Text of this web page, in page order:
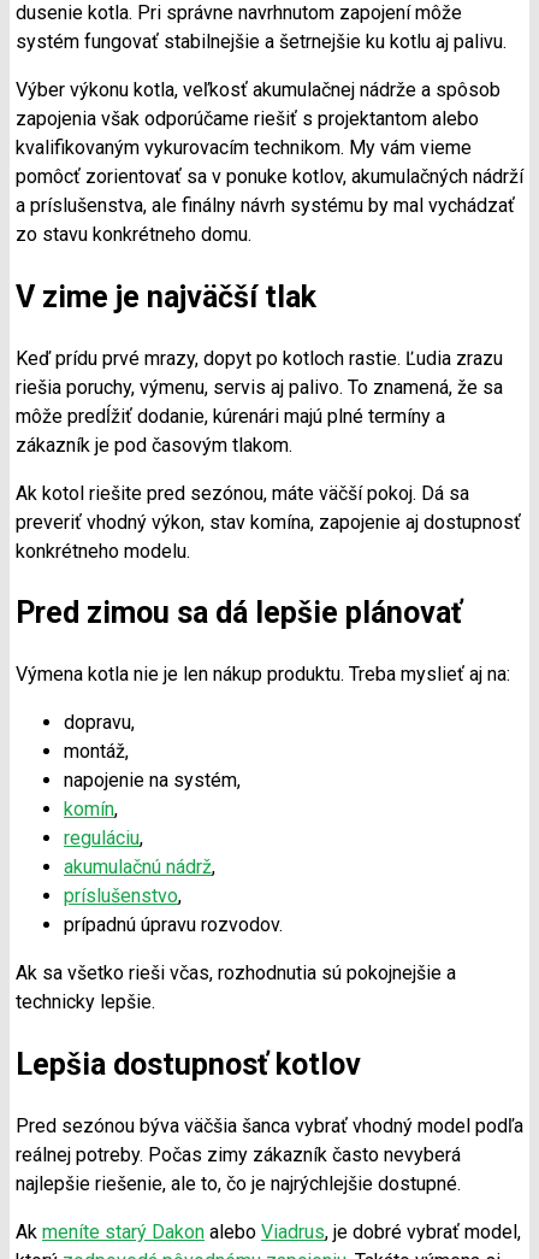
dusenie kotla. Pri správne navrhnutom zapojení môže
systém fungovať stabilnejšie a šetrnejšie ku kotlu aj palivu.
Výber výkonu kotla, veľkosť akumulačnej nádrže a spôsob
zapojenia však odporúčame riešiť s projektantom alebo
kvalifikovaným vykurovacím technikom. My vám vieme
pomôcť zorientovať sa v ponuke kotlov, akumulačných nádrží
a príslušenstva, ale finálny návrh systému by mal vychádzať
zo stavu konkrétneho domu.
V zime je najväčší tlak
Keď prídu prvé mrazy, dopyt po kotloch rastie. Ľudia zrazu
riešia poruchy, výmenu, servis aj palivo. To znamená, že sa
môže predĺžiť dodanie, kúrenári majú plné termíny a
zákazník je pod časovým tlakom.
Ak kotol riešite pred sezónou, máte väčší pokoj. Dá sa
preveriť vhodný výkon, stav komína, zapojenie aj dostupnosť
konkrétneho modelu.
Pred zimou sa dá lepšie plánovať
Výmena kotla nie je len nákup produktu. Treba myslieť aj na:
dopravu,
montáž,
napojenie na systém,
komín,
reguláciu,
akumulačnú nádrž,
príslušenstvo,
prípadnú úpravu rozvodov.
Ak sa všetko rieši včas, rozhodnutia sú pokojnejšie a
technicky lepšie.
Lepšia dostupnosť kotlov
Pred sezónou býva väčšia šanca vybrať vhodný model podľa
reálnej potreby. Počas zimy zákazník často nevyberá
najlepšie riešenie, ale to, čo je najrýchlejšie dostupné.
Ak meníte starý Dakon alebo Viadrus, je dobré vybrať model,